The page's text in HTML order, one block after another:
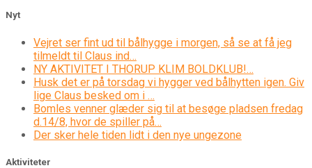
Nyt
Vejret ser fint ud til bålhygge i morgen, så se at få jeg
tilmeldt til Claus ind…
NY AKTIVITET I THORUP KLIM BOLDKLUB!…
Husk det er på torsdag vi hygger ved bålhytten igen. Giv
lige Claus besked om i …
Bomles venner glæder sig til at besøge pladsen fredag
d.14/8, hvor de spiller på…
Der sker hele tiden lidt i den nye ungezone
Aktiviteter